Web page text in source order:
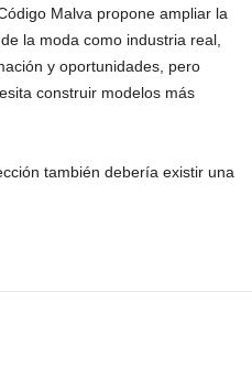
Malva propone ampliar la
la moda como industria real,
y oportunidades, pero
construir modelos más
también debería existir una